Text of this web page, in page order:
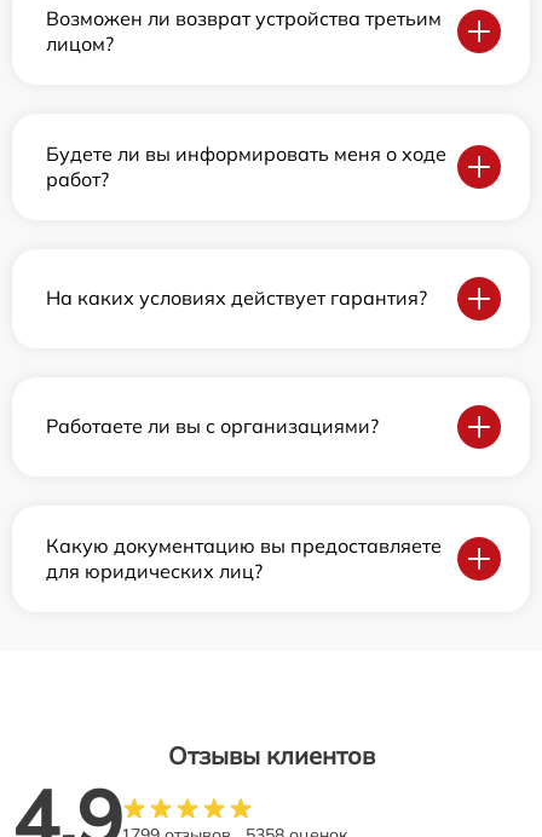
Возможен ли возврат устройства третьим
лицом?
Будете ли вы информировать меня о ходе
работ?
На каких условиях действует гарантия?
Работаете ли вы с организациями?
Какую документацию вы предоставляете
для юридических лиц?
Отзывы клиентов
4.9